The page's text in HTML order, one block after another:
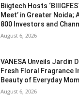
Biigtech Hosts
Meet’ in Greater Noida;
800 Investors and
August 6, 2026
VANESA Unveils Jardin
Fresh Floral Fragrance
Beauty of Everyday
August 6, 2026